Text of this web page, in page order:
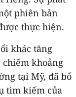
phiên bản
thực hiện.
khác tăng
chiếm khoảng
tại Mỹ, đã bổ
tìm kiếm của